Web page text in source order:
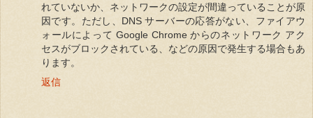
れていないか、ネットワークの設定が間違っていることが原
因です。ただし、DNS サーバーの応答がない、ファイアウ
ォールによって Google Chrome からのネットワーク アク
セスがブロックされている、などの原因で発生する場合もあ
ります。
返信